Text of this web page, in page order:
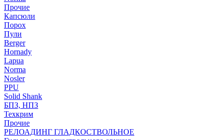
Прочие
Капсюли
Порох
Пули
Berger
Hornady
Lapua
Norma
Nosler
PPU
Solid Shank
БПЗ, НПЗ
Техкрим
Прочие
РЕЛОАДИНГ ГЛАДКОСТВОЛЬНОЕ